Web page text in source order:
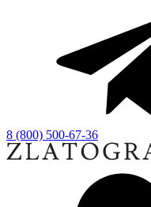
8 (800) 500-67-36